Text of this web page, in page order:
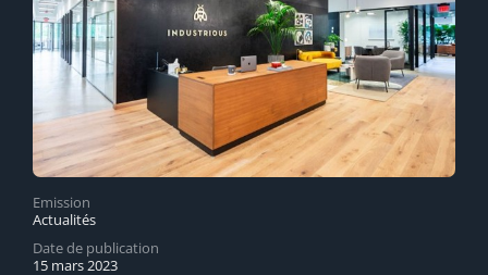
Emission
Actualités
Date de publication
15 mars 2023